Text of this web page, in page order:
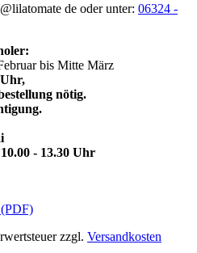
de oder unter: 06324 -
bis Mitte März
nötig.
- 13.30 Uhr
zzgl. Versandkosten